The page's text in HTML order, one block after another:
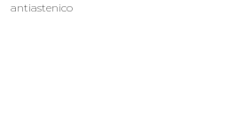
antiastenico